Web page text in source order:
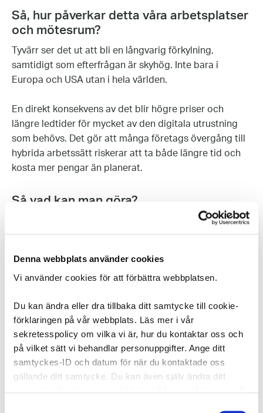
Denna webbplats använder cookies
Vi använder cookies för att förbättra webbplatsen.
Du kan ändra eller dra tillbaka ditt samtycke till cookie-
förklaringen på vår webbplats. Läs mer i vår
sekretesspolicy om vilka vi är, hur du kontaktar oss och
på vilket sätt vi behandlar personuppgifter. Ange ditt
samtyckes-ID och datum för när du kontaktade oss
gällande ditt samtycke. Du kan även själv ändra ditt
Så, hur påverkar detta våra arbetsplatser
och mötesrum?
Tyvärr ser det ut att bli en långvarig förkylning,
samtidigt som efterfrågan är skyhög. Inte bara i
Europa och USA utan i hela världen.
En direkt konsekvens av det blir högre priser och
längre ledtider för mycket av den digitala utrustning
som behövs. Det gör att många företags övergång till
hybrida arbetssätt riskerar att ta både längre tid och
kosta mer pengar än planerat.
Så vad kan man göra?
För att undvika att tappa tid i företagets omställning
gäller det att prioritera vilka insatser som ger bäst
den närmaste framtiden.
olika rum och lokaler används, var flaskhalsar finns och
var man kan effektivisera hur både teknisk utrustning
och lokaler används.
Ironiskt nog är det alltså just digital teknik som hjälper
till att hantera bristen på digital teknik.